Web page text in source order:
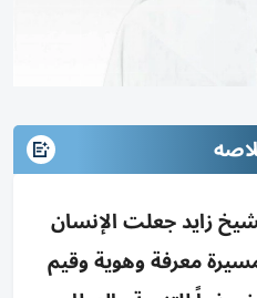
زايد جعلت الإنسان
معرفة وهوية وقيم